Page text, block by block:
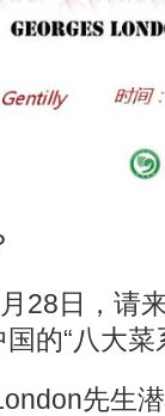
28日，请
的“八大菜
先生